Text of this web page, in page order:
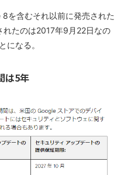
を含むそれ以前に発売された
たのは2017年9月22日なの
になる。
は5年